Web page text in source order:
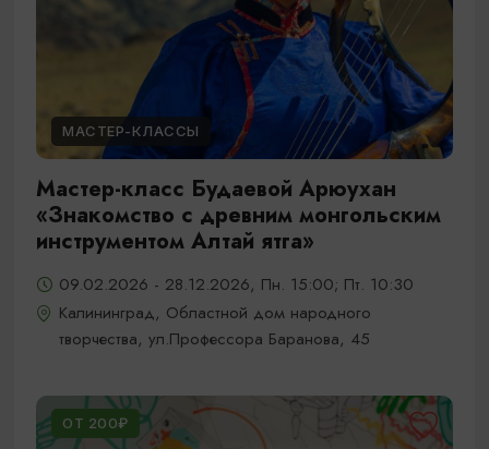
МАСТЕР-КЛАССЫ
Мастер-класс Будаевой Арюухан
«Знакомство с древним монгольским
инструментом Алтай ятга»
09.02.2026 - 28.12.2026, Пн. 15:00; Пт. 10:30
Калининград, Областной дом народного
творчества, ул.Профессора Баранова, 45
ОТ 200₽